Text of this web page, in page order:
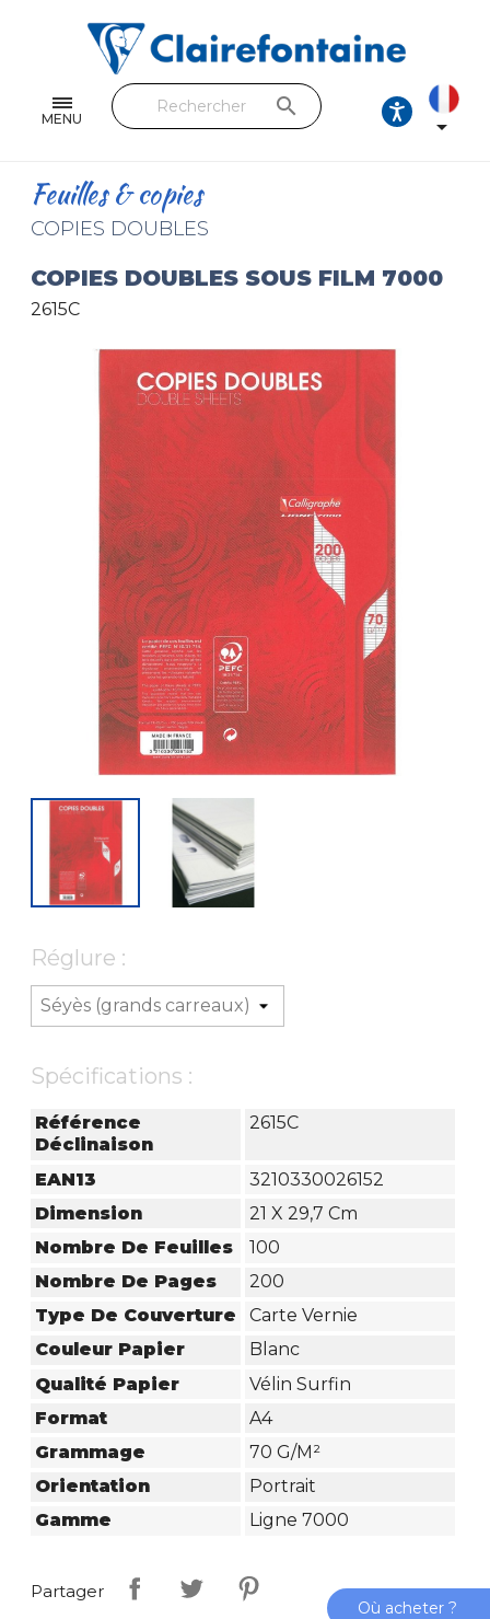
MENU
Feuilles & Copies
Beaux-arts & Dessin
Loisirs créatifs
Cuir & trousses
RETROUVEZ NOS COLLECTIONS
Toutes les collections
search

Feuilles & copies
COPIES DOUBLES
COPIES DOUBLES SOUS FILM 7000
2615C
Réglure :
Spécifications :
Référence
Déclinaison
2615C
EAN13
3210330026152
Dimension
21 X 29,7 Cm
Nombre De Feuilles
100
Nombre De Pages
200
Type De Couverture
Carte Vernie
Couleur Papier
Blanc
Qualité Papier
Vélin Surfin
Format
A4
Grammage
70 G/m²
Orientation
Portrait
Gamme
Ligne 7000
Partager
Où acheter ?